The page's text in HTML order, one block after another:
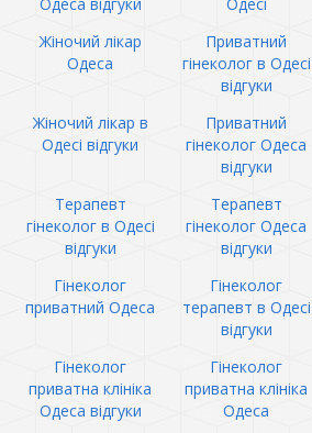
Жіночий лікар
Одеса
Приватний
гінеколог в Одесі
відгуки
Жіночий лікар в
Одесі відгуки
Приватний
гінеколог Одеса
відгуки
Терапевт
гінеколог в Одесі
відгуки
Терапевт
гінеколог Одеса
відгуки
Гінеколог
приватний Одеса
Гінеколог
терапевт в Одесі
відгуки
Гінеколог
приватна клініка
Одеса відгуки
Гінеколог
приватна клініка
Одеса